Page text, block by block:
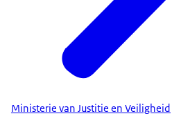
Ministerie van Justitie en Veiligheid